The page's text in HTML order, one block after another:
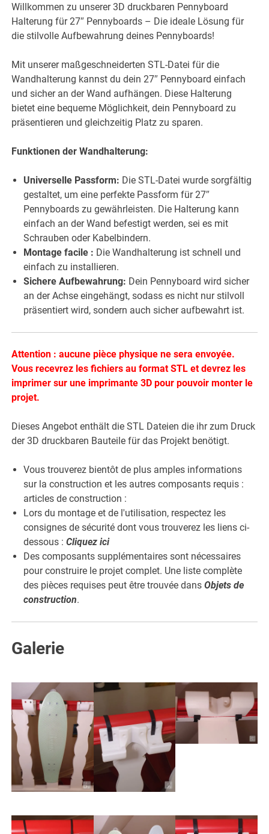
Willkommen zu unserer 3D druckbaren Pennyboard
Halterung für 27″ Pennyboards – Die ideale Lösung für
die stilvolle Aufbewahrung deines Pennyboards!
Mit unserer maßgeschneiderten STL-Datei für die
Wandhalterung kannst du dein 27″ Pennyboard einfach
und sicher an der Wand aufhängen. Diese Halterung
bietet eine bequeme Möglichkeit, dein Pennyboard zu
präsentieren und gleichzeitig Platz zu sparen.
Funktionen der Wandhalterung:
Universelle Passform: Die STL-Datei wurde sorgfältig
gestaltet, um eine perfekte Passform für 27″
Pennyboards zu gewährleisten. Die Halterung kann
einfach an der Wand befestigt werden, sei es mit
Schrauben oder Kabelbindern.
Montage facile : Die Wandhalterung ist schnell und
einfach zu installieren.
Sichere Aufbewahrung: Dein Pennyboard wird sicher
an der Achse eingehängt, sodass es nicht nur stilvoll
präsentiert wird, sondern auch sicher aufbewahrt ist.
Attention : aucune pièce physique ne sera envoyée.
Vous recevrez les fichiers au format STL et devrez les
imprimer sur une imprimante 3D pour pouvoir monter le
projet.
Dieses Angebot enthält die STL Dateien die ihr zum Druck
der 3D druckbaren Bauteile für das Projekt benötigt.
Vous trouverez bientôt de plus amples informations
sur la construction et les autres composants requis :
articles de construction :
Lors du montage et de l'utilisation, respectez les
consignes de sécurité dont vous trouverez les liens ci-
dessous :Cliquez ici
Des composants supplémentaires sont nécessaires
pour construire le projet complet. Une liste complète
des pièces requises peut être trouvée dansObjets de
construction.
Galerie